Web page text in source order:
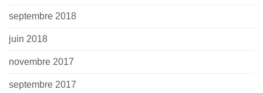
septembre 2018
juin 2018
novembre 2017
septembre 2017